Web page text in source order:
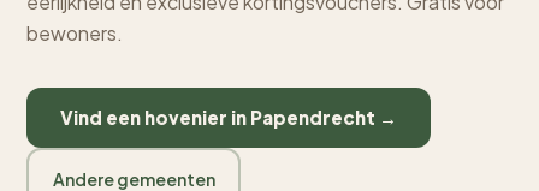
bewoners.
Vind een hovenier in Papendrecht →
Andere gemeenten